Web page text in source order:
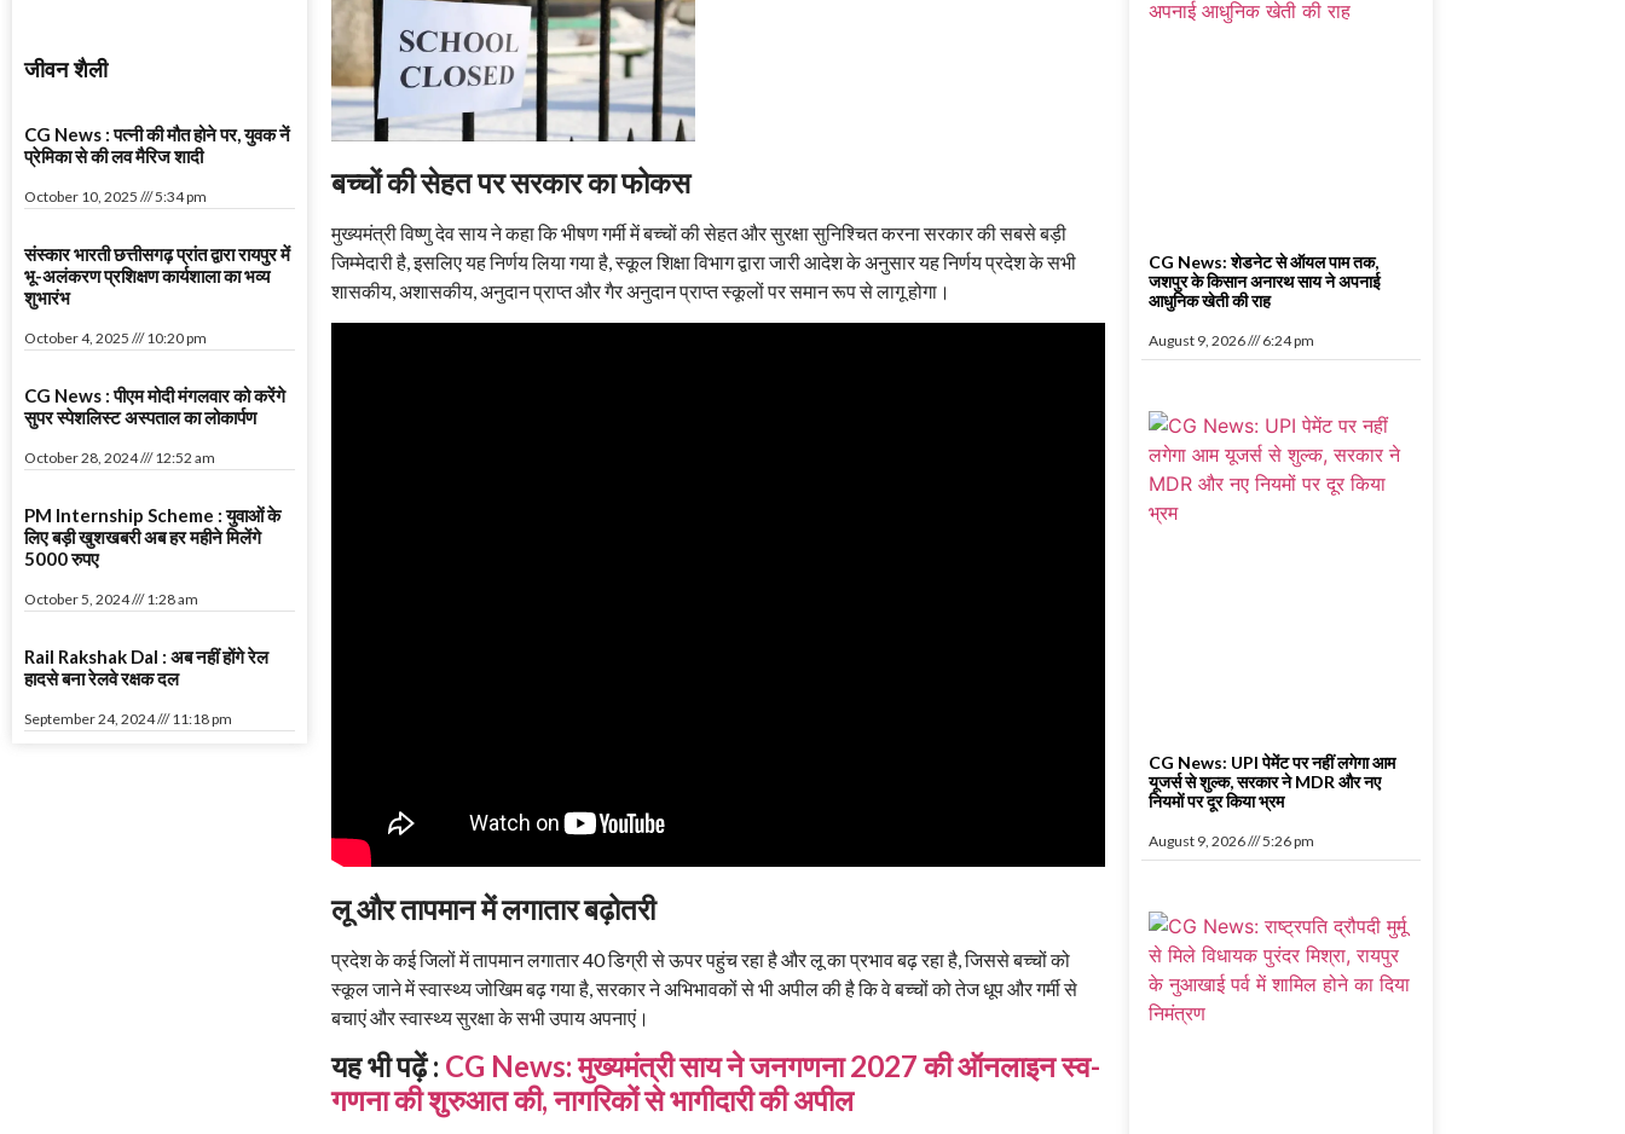
जीवन शैली
CG News : पत्नी की मौत होने पर, युवक नें
प्रेमिका से की लव मैरिज शादी
October 10, 2025 5:34 pm
संस्कार भारती छत्तीसगढ़ प्रांत द्वारा रायपुर में
भू-अलंकरण प्रशिक्षण कार्यशाला का भव्य
शुभारंभ
October 4, 2025 10:20 pm
CG News : पीएम मोदी मंगलवार को करेंगे
सुपर स्पेशलिस्ट अस्पताल का लोकार्पण
October 28, 2024 12:52 am
PM Internship Scheme : युवाओं के
लिए बड़ी खुशखबरी अब हर महीने मिलेंगे
5000 रुपए
October 5, 2024 1:28 am
Rail Rakshak Dal : अब नहीं होंगे रेल
हादसे बना रेलवे रक्षक दल
September 24, 2024 11:18 pm
बच्चों की सेहत पर सरकार का फोकस
मुख्यमंत्री विष्णु देव साय ने कहा कि भीषण गर्मी में बच्चों की सेहत और सुरक्षा सुनिश्चित करना सरकार की सबसे बड़ी
जिम्मेदारी है, इसलिए यह निर्णय लिया गया है, स्कूल शिक्षा विभाग द्वारा जारी आदेश के अनुसार यह निर्णय प्रदेश के सभी
शासकीय, अशासकीय, अनुदान प्राप्त और गैर अनुदान प्राप्त स्कूलों पर समान रूप से लागू होगा।
लू और तापमान में लगातार बढ़ोतरी
प्रदेश के कई जिलों में तापमान लगातार 40 डिग्री से ऊपर पहुंच रहा है और लू का प्रभाव बढ़ रहा है, जिससे बच्चों को
स्कूल जाने में स्वास्थ्य जोखिम बढ़ गया है, सरकार ने अभिभावकों से भी अपील की है कि वे बच्चों को तेज धूप और गर्मी से
बचाएं और स्वास्थ्य सुरक्षा के सभी उपाय अपनाएं।
यह भी पढ़ें : CG News: मुख्यमंत्री साय ने जनगणना 2027 की ऑनलाइन स्व-
गणना की शुरुआत की, नागरिकों से भागीदारी की अपील
CG News: शेडनेट से ऑयल पाम तक,
जशपुर के किसान अनारथ साय ने अपनाई
आधुनिक खेती की राह
August 9, 2026 6:24 pm
CG News: UPI पेमेंट पर नहीं लगेगा आम
यूजर्स से शुल्क, सरकार ने MDR और नए
नियमों पर दूर किया भ्रम
August 9, 2026 5:26 pm